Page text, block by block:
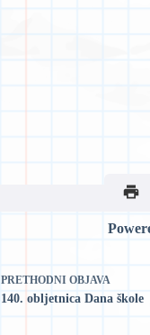
PRETHODNIOBJAVA
140. obljetnica Dana škole